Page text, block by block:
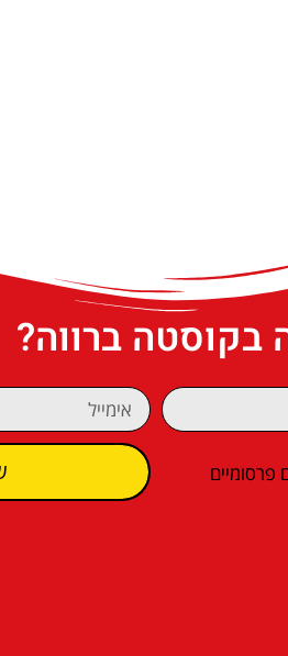
בקוסטה ברווה?
פרסומיים